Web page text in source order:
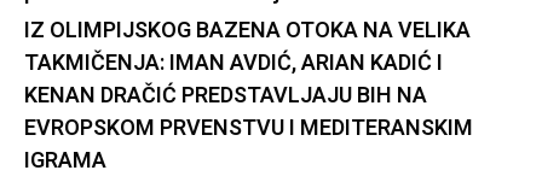
IZ OLIMPIJSKOG BAZENA OTOKA NA VELIKA
TAKMIČENJA: IMAN AVDIĆ, ARIAN KADIĆ I
KENAN DRAČIĆ PREDSTAVLJAJU BIH NA
EVROPSKOM PRVENSTVU I MEDITERANSKIM
IGRAMA